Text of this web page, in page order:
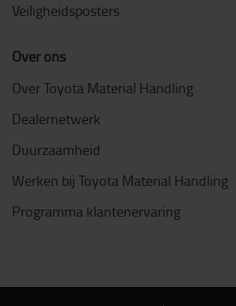
Veiligheidsposters
Over ons
Over Toyota Material Handling
Dealernetwerk
Duurzaamheid
Werken bij Toyota Material Handling
Programma klantenervaring